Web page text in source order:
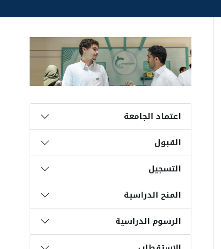
اعتماد الجامعة
القبول
التسجيل
المنح الدراسية
الرسوم الدراسية